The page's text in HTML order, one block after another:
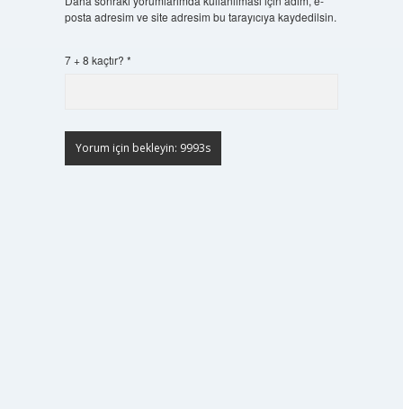
posta adresim ve site adresim bu tarayıcıya kaydedilsin.
7 + 8 kaçtır? *